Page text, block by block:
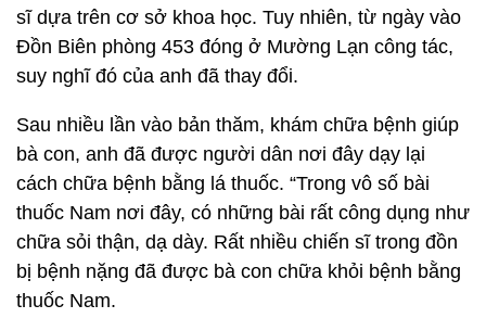
sĩ dựa trên cơ sở khoa học. Tuy nhiên, từ ngày vào
Đồn Biên phòng 453 đóng ở Mường Lạn công tác,
suy nghĩ đó của anh đã thay đổi.
Sau nhiều lần vào bản thăm, khám chữa bệnh giúp
bà con, anh đã được người dân nơi đây dạy lại
cách chữa bệnh bằng lá thuốc. “Trong vô số bài
thuốc Nam nơi đây, có những bài rất công dụng như
chữa sỏi thận, dạ dày. Rất nhiều chiến sĩ trong đồn
bị bệnh nặng đã được bà con chữa khỏi bệnh bằng
thuốc Nam.